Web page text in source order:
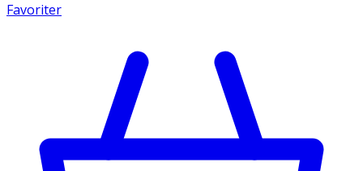
Favoriter